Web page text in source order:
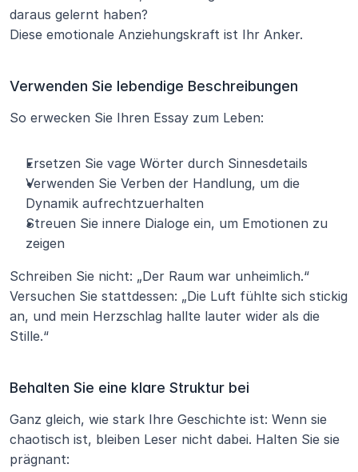
daraus gelernt haben?
Diese emotionale Anziehungskraft ist Ihr Anker.
Verwenden Sie lebendige Beschreibungen
So erwecken Sie Ihren Essay zum Leben:
Ersetzen Sie vage Wörter durch Sinnesdetails
Verwenden Sie Verben der Handlung, um die
Dynamik aufrechtzuerhalten
Streuen Sie innere Dialoge ein, um Emotionen zu
zeigen
Schreiben Sie nicht: „Der Raum war unheimlich.“
Versuchen Sie stattdessen: „Die Luft fühlte sich stickig
an, und mein Herzschlag hallte lauter wider als die
Stille.“
Behalten Sie eine klare Struktur bei
Ganz gleich, wie stark Ihre Geschichte ist: Wenn sie
chaotisch ist, bleiben Leser nicht dabei. Halten Sie sie
prägnant: